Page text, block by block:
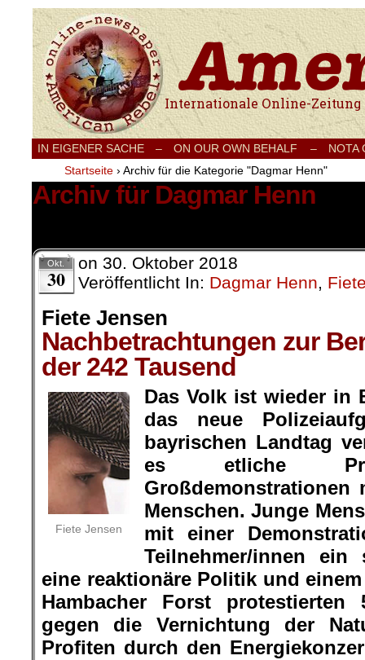
Internationale Onlinezeitung für Frieden,
IN EIGENER SACHE – ON OUR OWN BEHALF –
NOTA
Startseite › Archiv für die Kategorie "Dagmar Henn"
Archiv für Dagmar Henn
Okt.
30
on 30. Oktober 2018
Veröffentlicht In: Dagmar Henn,
Fiete Jensen
Nachbetrachtungen zur
der 242 Tausend
Fiete Jensen
Das Volk ist wieder in
das neue
bayrischen Landtag
es etliche
Großdemonstrationen
Menschen. Junge
mit einer
Teilnehmer/innen ein
eine reaktionäre Politik und
Hambacher Forst protestierten
gegen die Vernichtung der
Profiten durch den